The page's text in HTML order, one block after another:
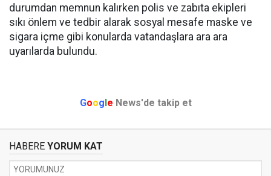
durumdan memnun kalırken polis ve zabıta ekipleri
sıkı önlem ve tedbir alarak sosyal mesafe maske ve
sigara içme gibi konularda vatandaşlara ara ara
uyarılarda bulundu.
Google News'de takip et
HABERE YORUM KAT